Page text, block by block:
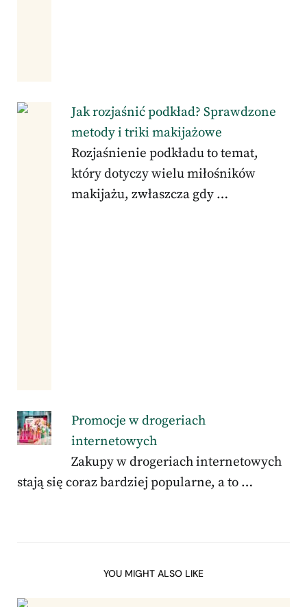
Jak rozjaśnić podkład? Sprawdzone
metody i triki makijażowe
Rozjaśnienie podkładu to temat,
który dotyczy wielu miłośników
makijażu, zwłaszcza gdy …
Promocje w drogeriach
internetowych
Zakupy w drogeriach internetowych
stają się coraz bardziej popularne, a to …
YOU MIGHT ALSO LIKE